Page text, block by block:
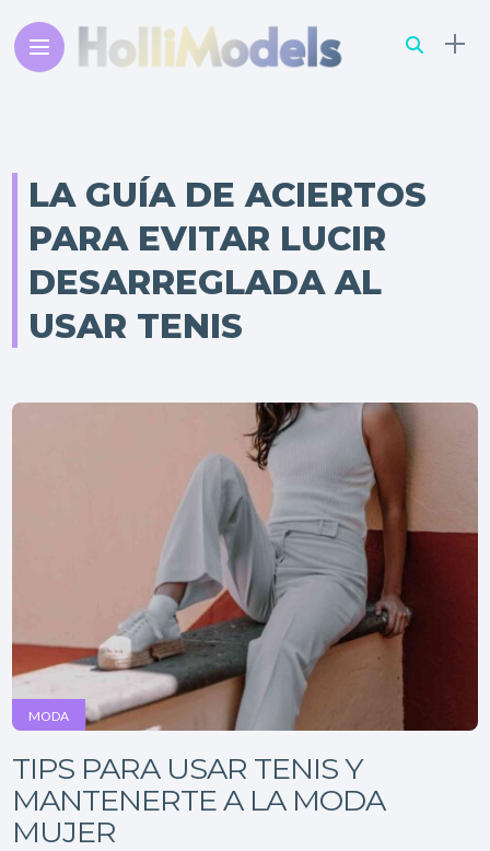
LA GUÍA DE ACIERTOS
PARA EVITAR LUCIR
DESARREGLADA AL
USAR TENIS
MODA
TIPS PARA USAR TENIS Y
MANTENERTE A LA MODA
MUJER